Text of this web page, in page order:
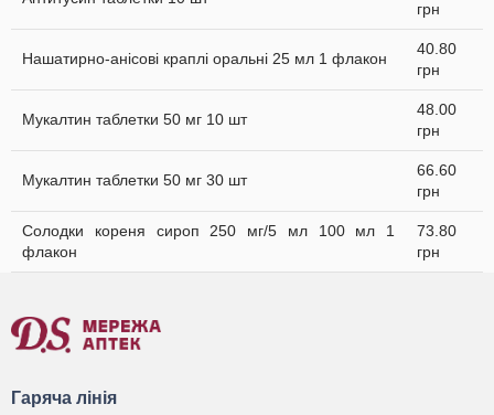
грн
Нашатирно-анісові краплі оральні 25 мл 1 флакон
40.80
грн
Мукалтин таблетки 50 мг 10 шт
48.00
грн
Мукалтин таблетки 50 мг 30 шт
66.60
грн
Солодки кореня сироп 250 мг/5 мл 100 мл 1
флакон
73.80
грн
Гаряча лінія